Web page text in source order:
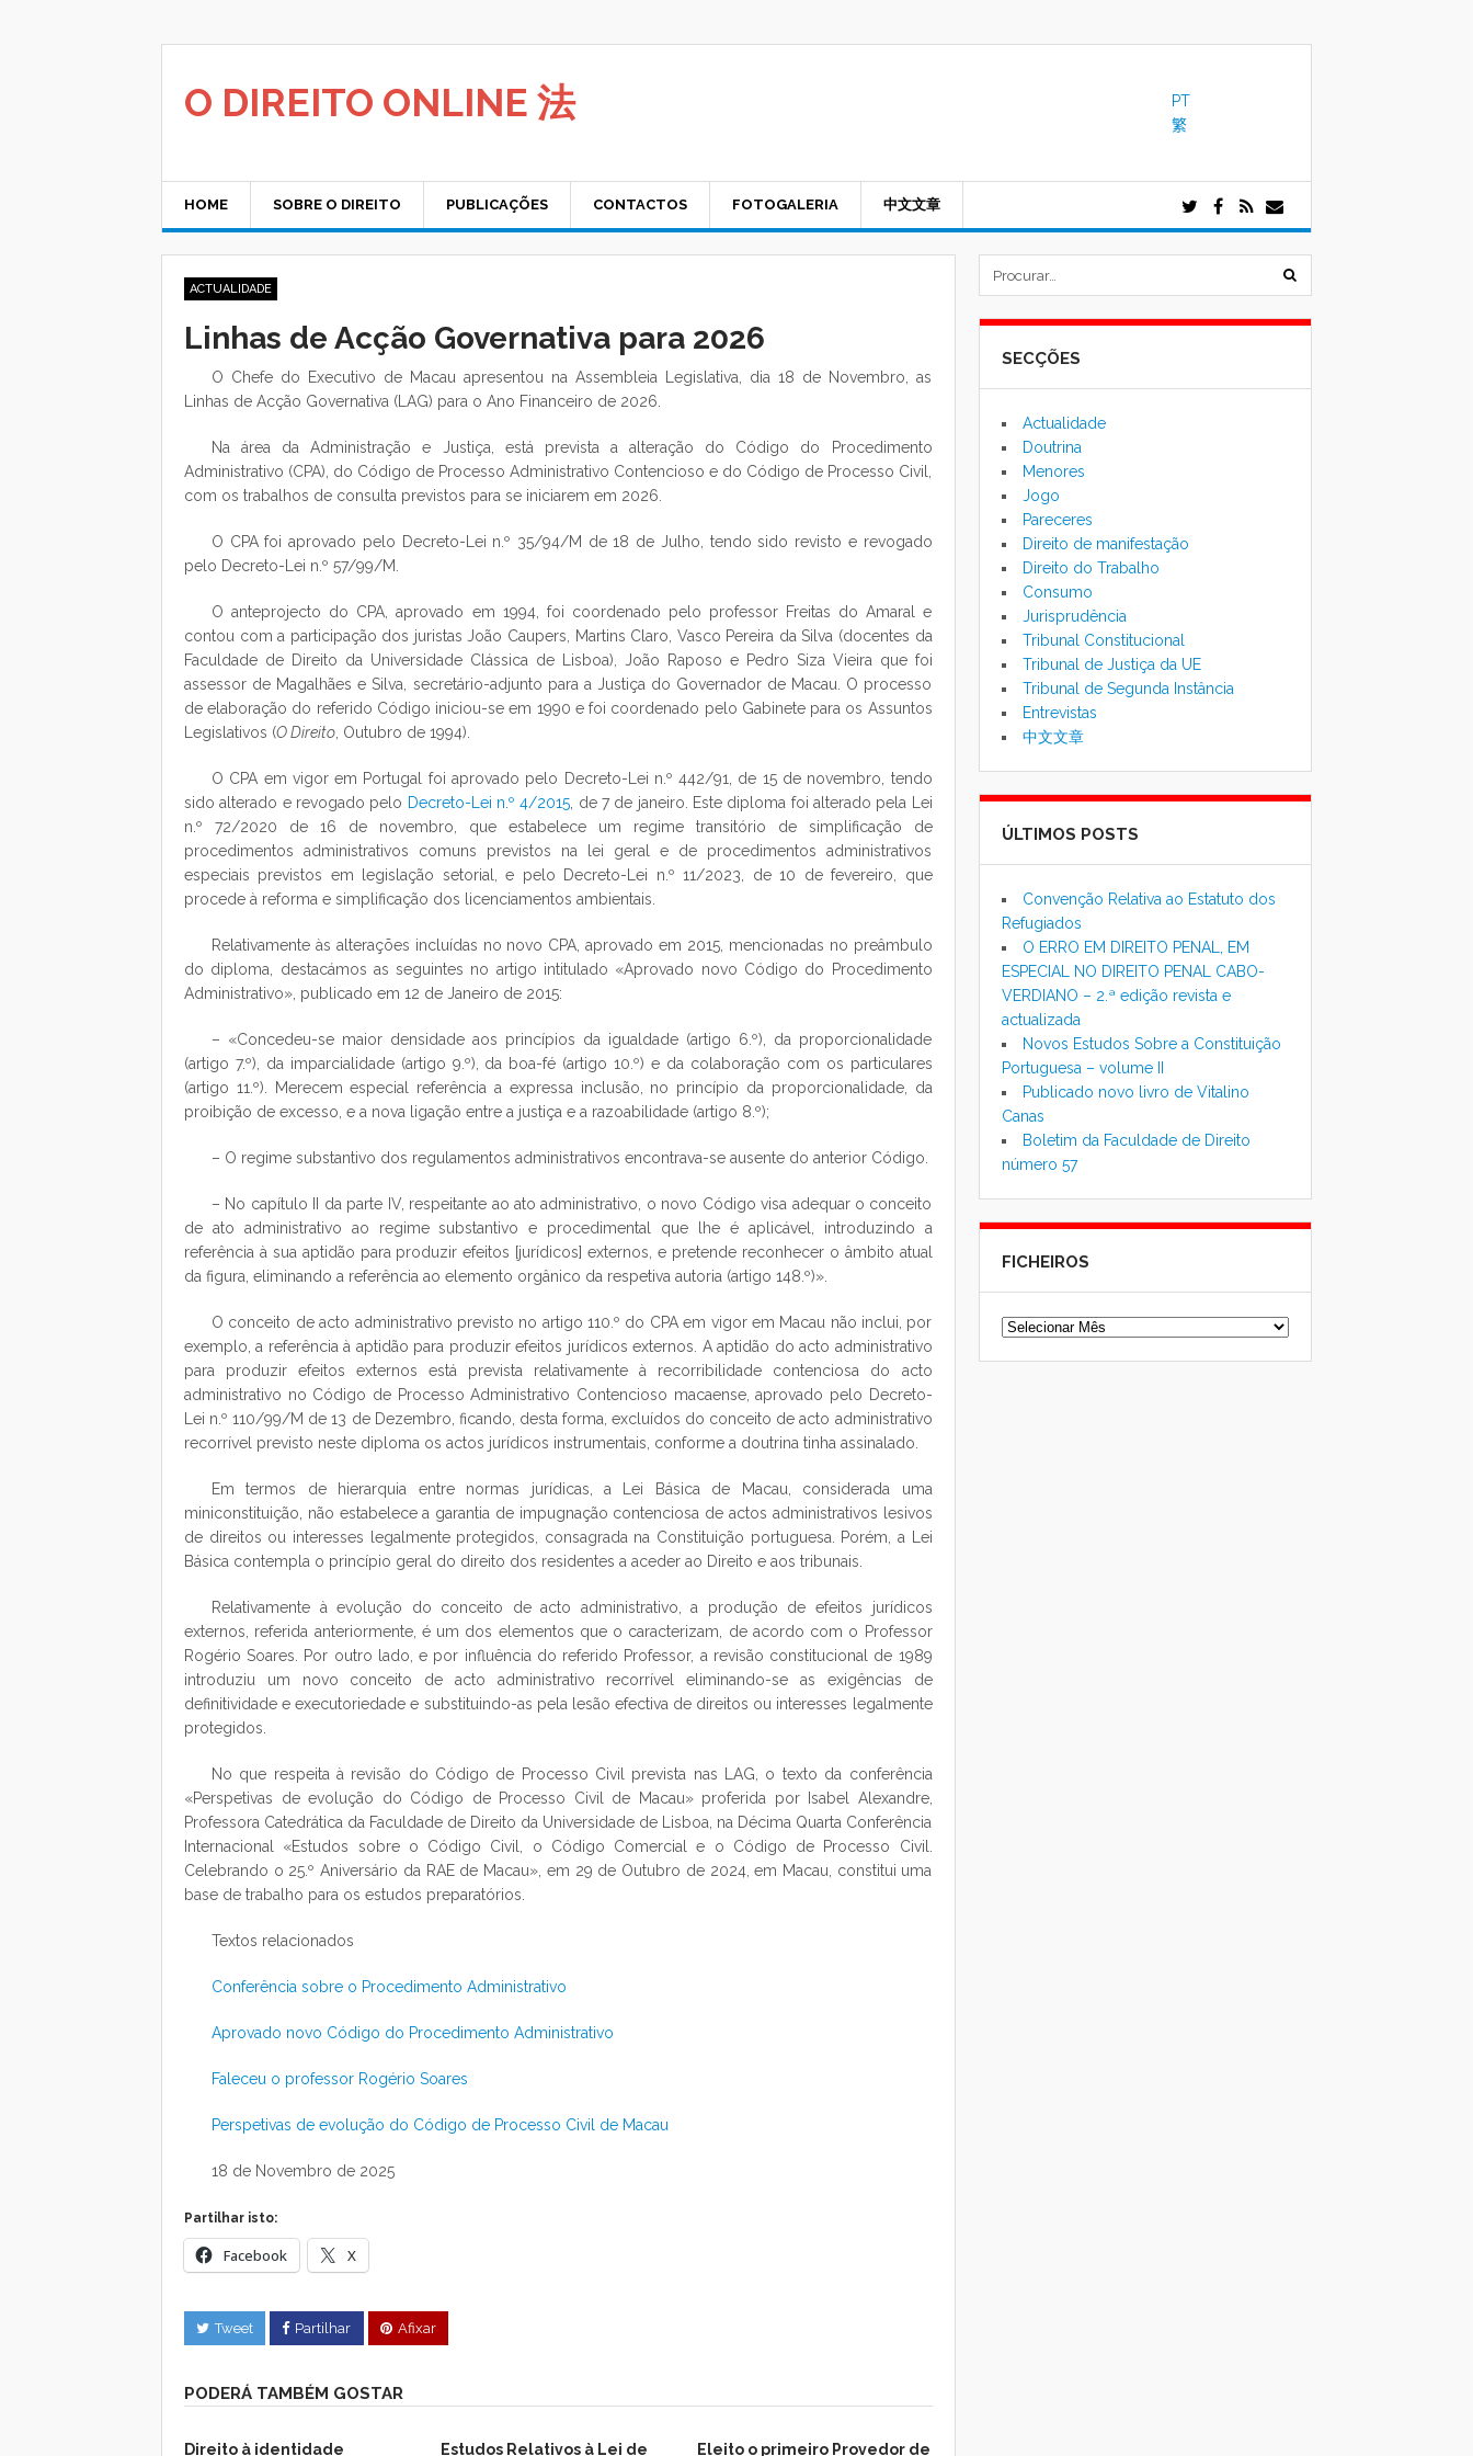
O DIREITO ONLINE 法
PT
繁
HOME SOBRE O DIREITO PUBLICAÇÕES CONTACTOS FOTOGALERIA 中文文章
ACTUALIDADE
Linhas de Acção Governativa para 2026
O Chefe do Executivo de Macau apresentou na Assembleia Legislativa, dia 18 de Novembro, as
Linhas de Acção Governativa (LAG) para o Ano Financeiro de 2026.
Na área da Administração e Justiça, está prevista a alteração do Código do Procedimento
Administrativo (CPA), do Código de Processo Administrativo Contencioso e do Código de Processo Civil,
com os trabalhos de consulta previstos para se iniciarem em 2026.
O CPA foi aprovado pelo Decreto-Lei n.º 35/94/M de 18 de Julho, tendo sido revisto e revogado
pelo Decreto-Lei n.º 57/99/M.
O anteprojecto do CPA, aprovado em 1994, foi coordenado pelo professor Freitas do Amaral e
contou com a participação dos juristas João Caupers, Martins Claro, Vasco Pereira da Silva (docentes da
Faculdade de Direito da Universidade Clássica de Lisboa), João Raposo e Pedro Siza Vieira que foi
assessor de Magalhães e Silva, secretário-adjunto para a Justiça do Governador de Macau. O processo
de elaboração do referido Código iniciou-se em 1990 e foi coordenado pelo Gabinete para os Assuntos
Legislativos (O Direito , Outubro de 1994).
O CPA em vigor em Portugal foi aprovado pelo Decreto-Lei n.º 442/91, de 15 de novembro, tendo
sido alterado e revogado pelo Decreto-Lei n.º 4/2015 , de 7 de janeiro. Este diploma foi alterado pela Lei
n.º 72/2020 de 16 de novembro, que estabelece um regime transitório de simplificação de
procedimentos administrativos comuns previstos na lei geral e de procedimentos administrativos
especiais previstos em legislação setorial, e pelo Decreto-Lei n.º 11/2023, de 10 de fevereiro, que
procede à reforma e simplificação dos licenciamentos ambientais.
Relativamente às alterações incluídas no novo CPA, aprovado em 2015, mencionadas no preâmbulo
do diploma, destacámos as seguintes no artigo intitulado «Aprovado novo Código do Procedimento
Administrativo», publicado em 12 de Janeiro de 2015:
– «Concedeu-se maior densidade aos princípios da igualdade (artigo 6.º), da proporcionalidade
(artigo 7.º), da imparcialidade (artigo 9.º), da boa-fé (artigo 10.º) e da colaboração com os particulares
(artigo 11.º). Merecem especial referência a expressa inclusão, no princípio da proporcionalidade, da
proibição de excesso, e a nova ligação entre a justiça e a razoabilidade (artigo 8.º);
– O regime substantivo dos regulamentos administrativos encontrava-se ausente do anterior Código.
– No capítulo II da parte IV, respeitante ao ato administrativo, o novo Código visa adequar o conceito
de ato administrativo ao regime substantivo e procedimental que lhe é aplicável, introduzindo a
referência à sua aptidão para produzir efeitos [jurídicos] externos, e pretende reconhecer o âmbito atual
da figura, eliminando a referência ao elemento orgânico da respetiva autoria (artigo 148.º)».
O conceito de acto administrativo previsto no artigo 110.º do CPA em vigor em Macau não inclui, por
exemplo, a referência à aptidão para produzir efeitos jurídicos externos. A aptidão do acto administrativo
para produzir efeitos externos está prevista relativamente à recorribilidade contenciosa do acto
administrativo no Código de Processo Administrativo Contencioso macaense, aprovado pelo Decreto-
Lei n.º 110/99/M de 13 de Dezembro, ficando, desta forma, excluídos do conceito de acto administrativo
recorrível previsto neste diploma os actos jurídicos instrumentais, conforme a doutrina tinha assinalado.
Em termos de hierarquia entre normas jurídicas, a Lei Básica de Macau, considerada uma
miniconstituição, não estabelece a garantia de impugnação contenciosa de actos administrativos lesivos
de direitos ou interesses legalmente protegidos, consagrada na Constituição portuguesa. Porém, a Lei
Básica contempla o princípio geral do direito dos residentes a aceder ao Direito e aos tribunais.
Relativamente à evolução do conceito de acto administrativo, a produção de efeitos jurídicos
externos, referida anteriormente, é um dos elementos que o caracterizam, de acordo com o Professor
Rogério Soares. Por outro lado, e por influência do referido Professor, a revisão constitucional de 1989
introduziu um novo conceito de acto administrativo recorrível eliminando-se as exigências de
definitividade e executoriedade e substituindo-as pela lesão efectiva de direitos ou interesses legalmente
protegidos.
No que respeita à revisão do Código de Processo Civil prevista nas LAG, o texto da conferência
«Perspetivas de evolução do Código de Processo Civil de Macau» proferida por Isabel Alexandre,
Professora Catedrática da Faculdade de Direito da Universidade de Lisboa, na Décima Quarta Conferência
Internacional «Estudos sobre o Código Civil, o Código Comercial e o Código de Processo Civil.
Celebrando o 25.º Aniversário da RAE de Macau», em 29 de Outubro de 2024, em Macau, constitui uma
base de trabalho para os estudos preparatórios.
Textos relacionados
Conferência sobre o Procedimento Administrativo
Aprovado novo Código do Procedimento Administrativo
Faleceu o professor Rogério Soares
Perspetivas de evolução do Código de Processo Civil de Macau
18 de Novembro de 2025
Partilhar isto:
Facebook X
Tweet Partilhar Afixar
PODERÁ TAMBÉM GOSTAR
Direito à identidade Estudos Relativos à Lei de Eleito o primeiro Provedor de
formulário
SECÇÕES
Actualidade
Doutrina
Menores
Jogo
Pareceres
Direito de manifestação
Direito do Trabalho
Consumo
Jurisprudência
Tribunal Constitucional
Tribunal de Justiça da UE
Tribunal de Segunda Instância
Entrevistas
中文文章
ÚLTIMOS POSTS
Convenção Relativa ao Estatuto dos
Refugiados
O ERRO EM DIREITO PENAL, EM
ESPECIAL NO DIREITO PENAL CABO-
VERDIANO – 2.ª edição revista e
actualizada
Novos Estudos Sobre a Constituição
Portuguesa – volume II
Publicado novo livro de Vitalino
Canas
Boletim da Faculdade de Direito
número 57
FICHEIROS
Ficheiros